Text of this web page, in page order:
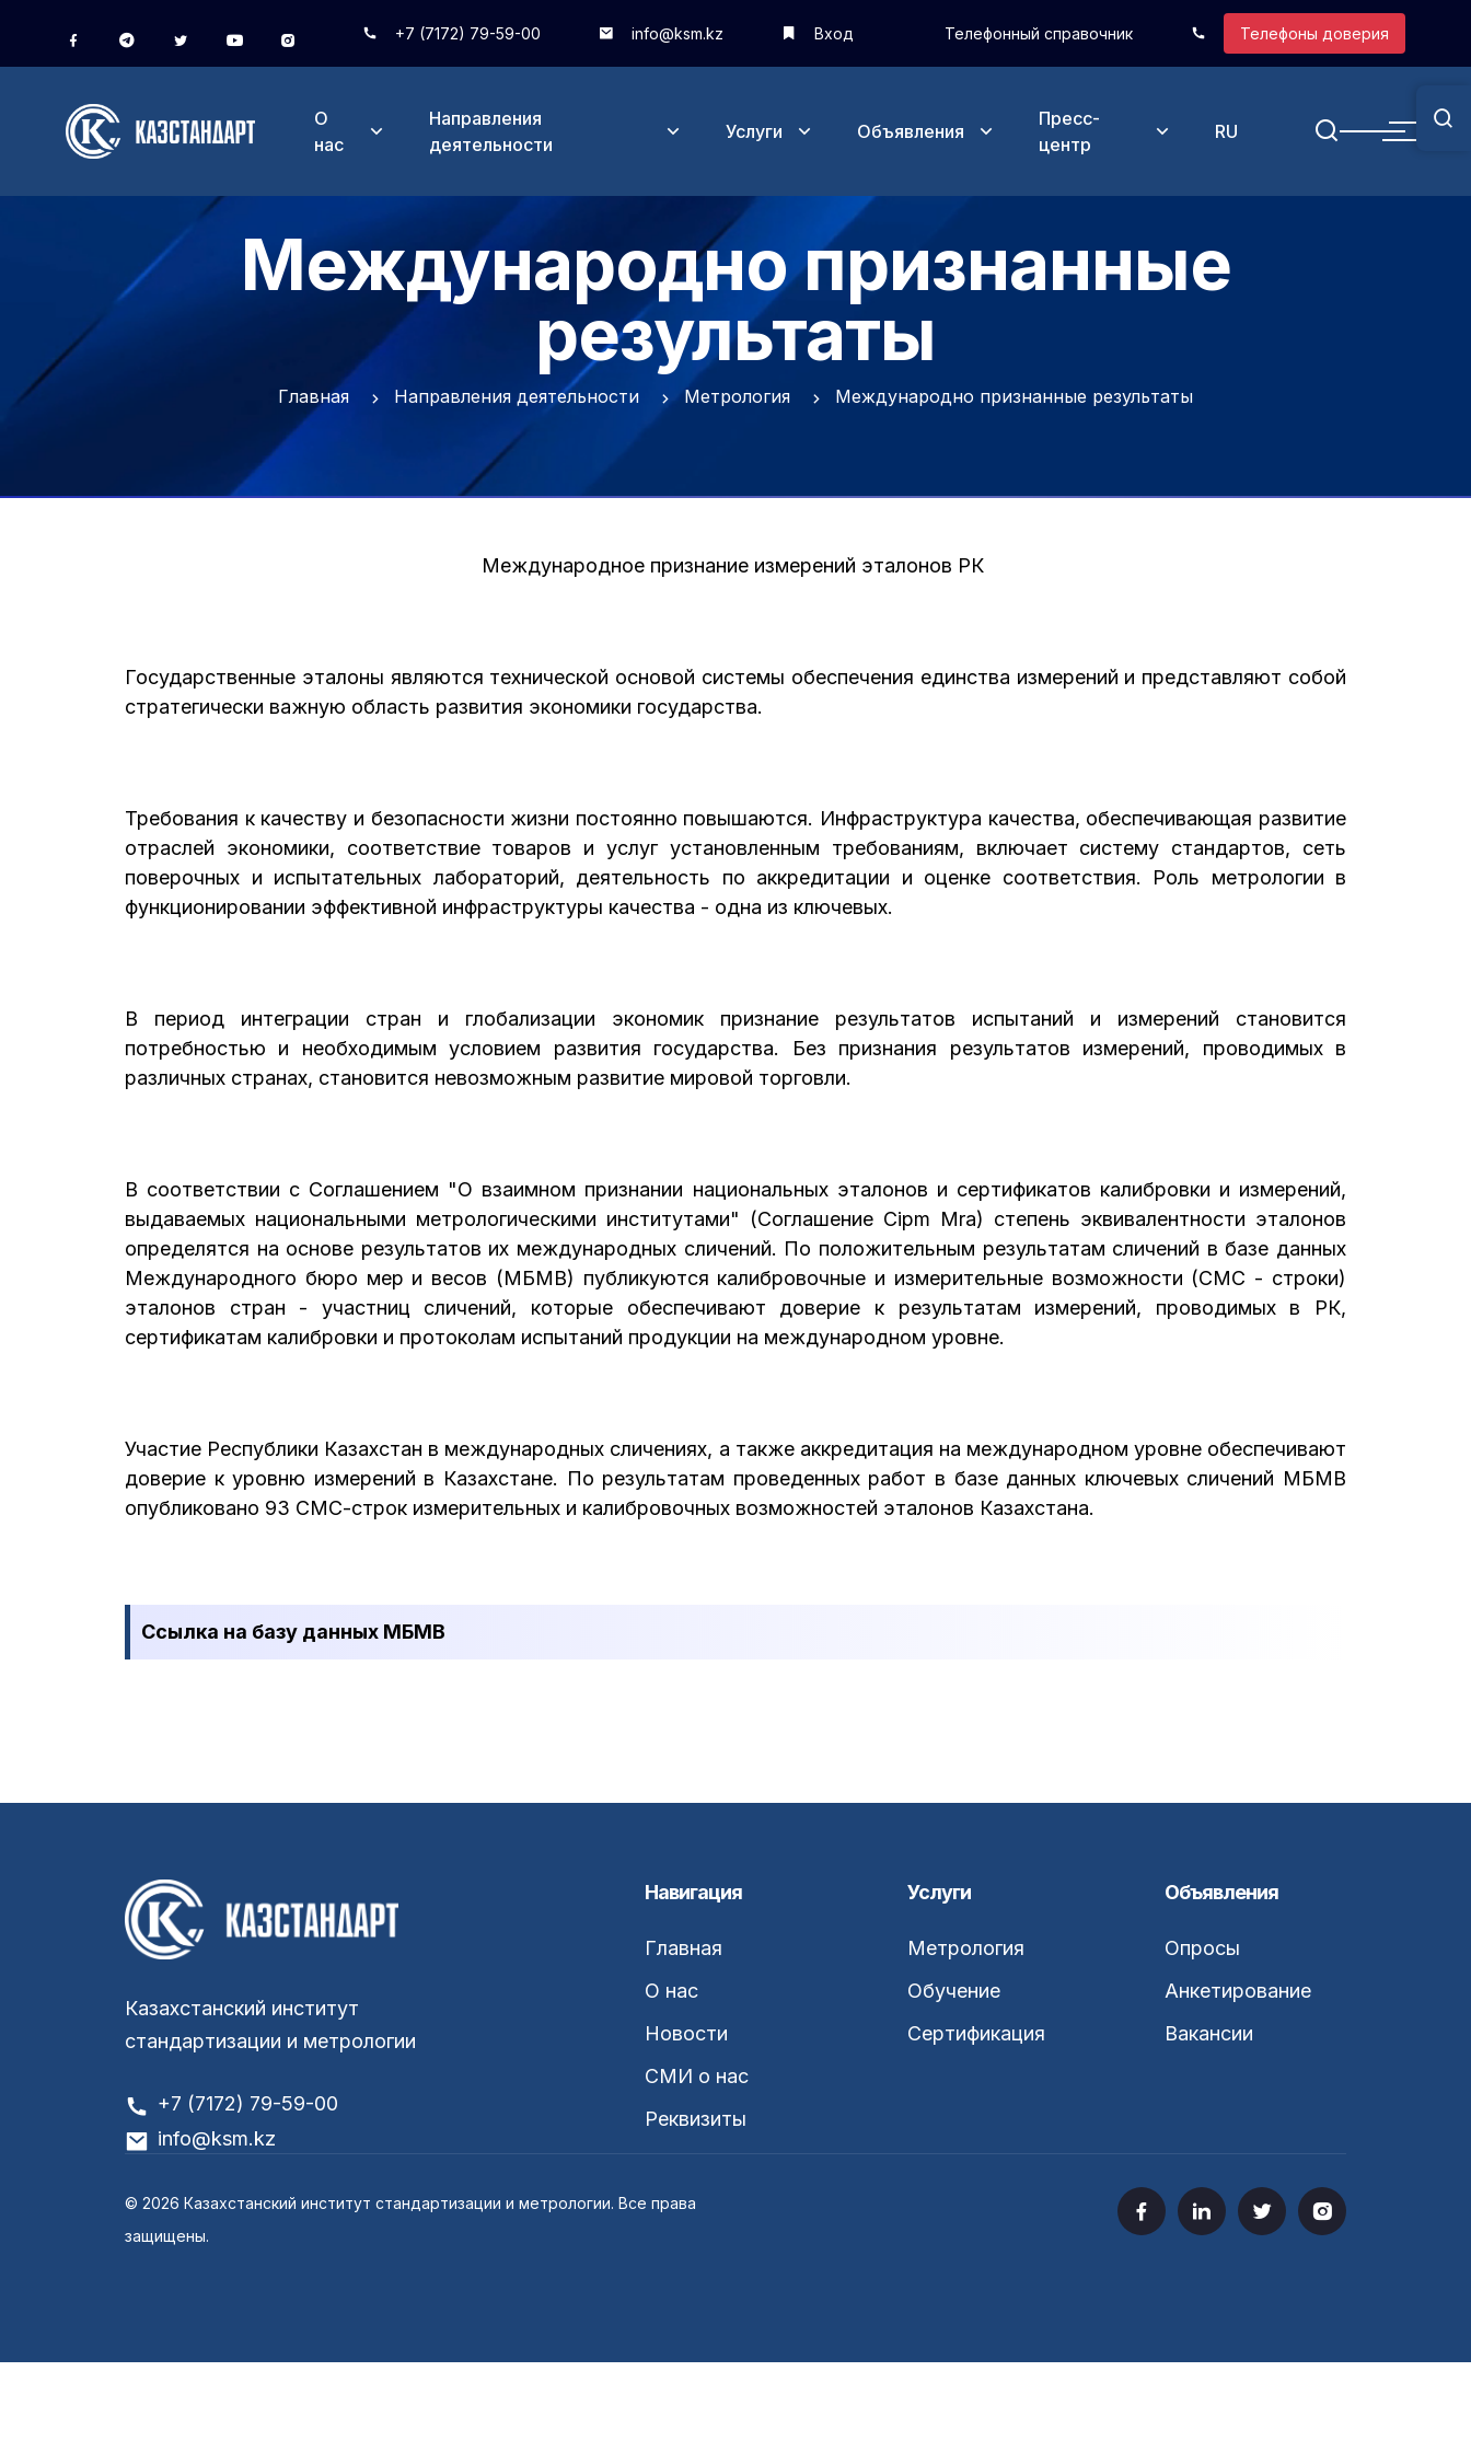
+7 (7172) 79-59-00 info@ksm.kz Вход Телефонный справочник Телефоны доверия
Телефоны для
О
нас
Направления
деятельности
Услуги Объявления
Пресс-
центр
RU
Международно признанные
результаты
Главная Направления деятельности Метрология Международно признанные результаты
Международное признание измерений эталонов РК
Государственные эталоны являются технической основой системы обеспечения единства измерений и представляют собой
стратегически важную область развития экономики государства.
Требования к качеству и безопасности жизни постоянно повышаются. Инфраструктура качества, обеспечивающая развитие
отраслей экономики, соответствие товаров и услуг установленным требованиям, включает систему стандартов, сеть
поверочных и испытательных лабораторий, деятельность по аккредитации и оценке соответствия. Роль метрологии в
функционировании эффективной инфраструктуры качества - одна из ключевых.
В период интеграции стран и глобализации экономик признание результатов испытаний и измерений становится
потребностью и необходимым условием развития государства. Без признания результатов измерений, проводимых в
различных странах, становится невозможным развитие мировой торговли.
В соответствии с Соглашением "О взаимном признании национальных эталонов и сертификатов калибровки и измерений,
выдаваемых национальными метрологическими институтами" (Соглашение Cipm Mra) степень эквивалентности эталонов
определятся на основе результатов их международных сличений. По положительным результатам сличений в базе данных
Международного бюро мер и весов (МБМВ) публикуются калибровочные и измерительные возможности (СМС - строки)
эталонов стран - участниц сличений, которые обеспечивают доверие к результатам измерений, проводимых в РК,
сертификатам калибровки и протоколам испытаний продукции на международном уровне.
Участие Республики Казахстан в международных сличениях, а также аккредитация на международном уровне обеспечивают
доверие к уровню измерений в Казахстане. По результатам проведенных работ в базе данных ключевых сличений МБМВ
опубликовано 93 СМС-строк измерительных и калибровочных возможностей эталонов Казахстана.
Ссылка на базу данных МБМВ
Казахстанский институт
стандартизации и метрологии
+7 (7172) 79-59-00
info@ksm.kz
Навигация
Главная
О нас
Новости
СМИ о нас
Реквизиты
Услуги
Метрология
Обучение
Сертификация
Объявления
Опросы
Анкетирование
Вакансии
© 2026 Казахстанский институт стандартизации и метрологии. Все права
защищены.